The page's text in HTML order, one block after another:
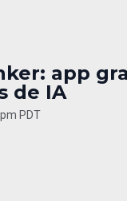
app
de IA
PDT